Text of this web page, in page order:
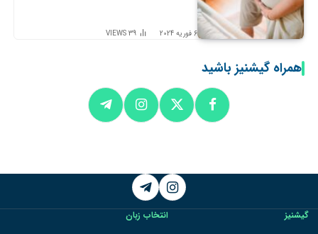
6 فوریه 2024 39
VIEWS
همراه گیشنیز باشید
Instagram
Telegram
گیشنیز
انتخاب زبان